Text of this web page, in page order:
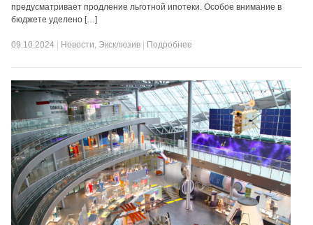
предусматривает продление льготной ипотеки. Особое внимание в
бюджете уделено […]
09.10.2024 Новости, Эксклюзив Подробнее